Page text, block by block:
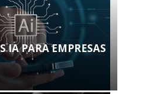
IA PARA EMPRESAS